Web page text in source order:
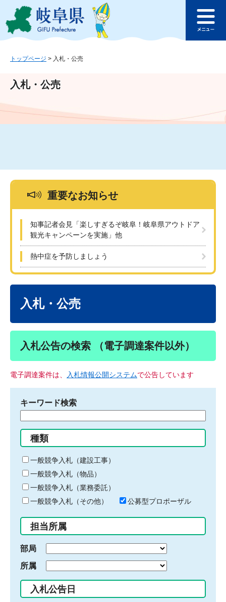
ジ
ュ
文
このページの本文へ
ュ
トップページ > 入札・公売
入札・公売
重要なお知らせ
知事記者会見「楽しすぎるぞ岐阜！岐阜県アウトドア
観光キャンペーンを実施」他
熱中症を予防しましょう
入札・公売
入札公告の検索 （電子調達案件以外）
電子調達案件は、 入札情報公開システムで公告しています
キーワード検索
る
キ
ー
ワ
ー
ド
入
力
種類
一般競争入札（建設工事）
一般競争入札（物品）
一般競争入札（業務委託）
一般競争入札（その他）
公募型プロポーザル
担当所属
部局
所属
入札公告日